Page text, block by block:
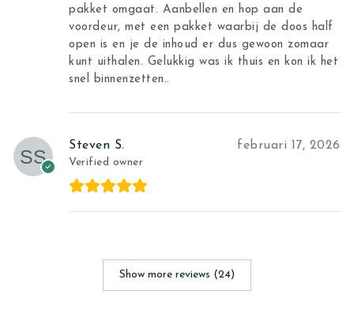
pakket omgaat. Aanbellen en hop aan de
voordeur, met een pakket waarbij de doos half
open is en je de inhoud er dus gewoon zomaar
kunt uithalen. Gelukkig was ik thuis en kon ik het
snel binnenzetten..
Steven S.
Verified owner
februari 17, 2026
Show more reviews (24)